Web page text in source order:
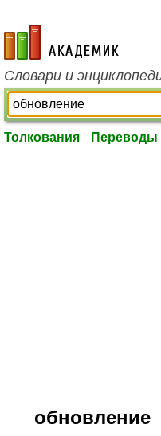
academic.ru
Словари и
Толкования Переводы
обновление